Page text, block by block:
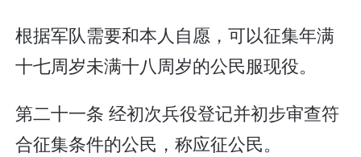
根据军队需要和本人自愿，可以征集年满
十七周岁未满十八周岁的公民服现役。
第二十一条 经初次兵役登记并初步审查符
合征集条件的公民，称应征公民。